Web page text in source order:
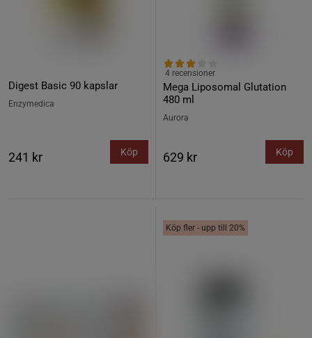
Digest Basic 90 kapslar
Enzymedica
241 kr Köp
Mega Liposomal Glutation
480 ml
4 recensioner
Aurora
629 kr Köp
Köp fler - upp till 20%